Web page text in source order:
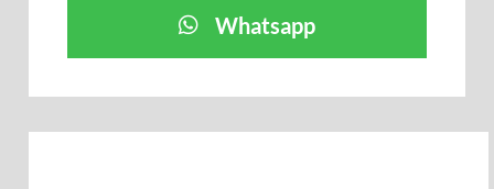
Whatsapp